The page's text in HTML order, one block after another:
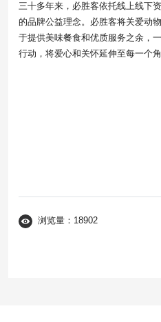
三十多年来，必胜客依托线上线下
的品牌公益理念。必胜客将关爱动
于提供美味餐食和优质服务之余，
行动，将爱心和关怀延伸至每一个角
浏览量：18902